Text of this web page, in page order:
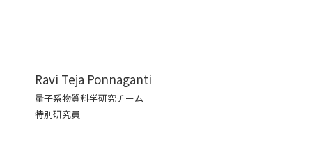
Ravi Teja Ponnaganti
量子系物質科学研究チーム
特別研究員